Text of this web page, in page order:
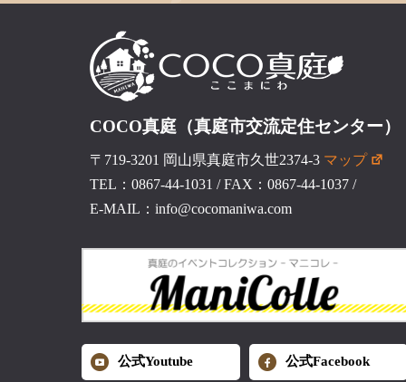
COCO真庭（真庭市交流定住センター）
〒719-3201 岡山県真庭市久世2374-3 マップ
TEL：0867-44-1031 /FAX：0867-44-1037/
E-MAIL：info@cocomaniwa.com
公式Youtube 公式Facebook